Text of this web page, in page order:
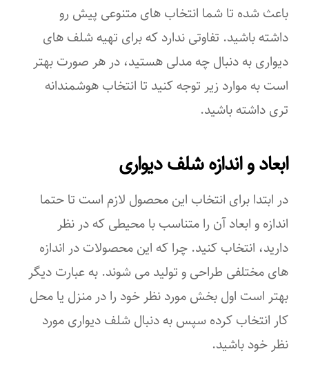
باعث شده تا شما انتخاب های متنوعی پیش رو
داشته باشید. تفاوتی ندارد که برای تهیه شلف های
دیواری به دنبال چه مدلی هستید، در هر صورت بهتر
است به موارد زیر توجه کنید تا انتخاب هوشمندانه
تری داشته باشید.
ابعاد و اندازه شلف دیواری
در ابتدا برای انتخاب این محصول لازم است تا حتما
اندازه و ابعاد آن را متناسب با محیطی که در نظر
دارید، انتخاب کنید. چرا که این محصولات در اندازه
های مختلفی طراحی و تولید می شوند. به عبارت دیگر
بهتر است اول بخش مورد نظر خود را در منزل یا محل
کار انتخاب کرده سپس به دنبال شلف دیواری مورد
نظر خود باشید.